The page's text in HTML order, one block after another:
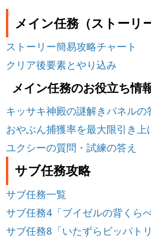
メイン任務（ストーリ
ストーリー簡易攻略チャート
クリア後要素とやり込み
メイン任務のお役立ち情
キッサキ神殿の謎解きパネルの
おやぶん捕獲率を最大限引き上
ユクシーの質問・試練の答え
サブ任務攻略
サブ任務一覧
サブ任務4「ブイゼルの背くらべ
サブ任務8「いたずらビッパトリ